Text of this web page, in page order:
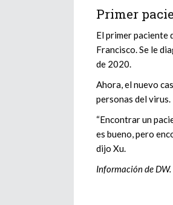
Primer
El primer paciente
Francisco. Se le
de 2020.
Ahora, el nuevo
personas del virus.
“Encontrar un
es bueno, pero
dijo Xu.
Información de DW.